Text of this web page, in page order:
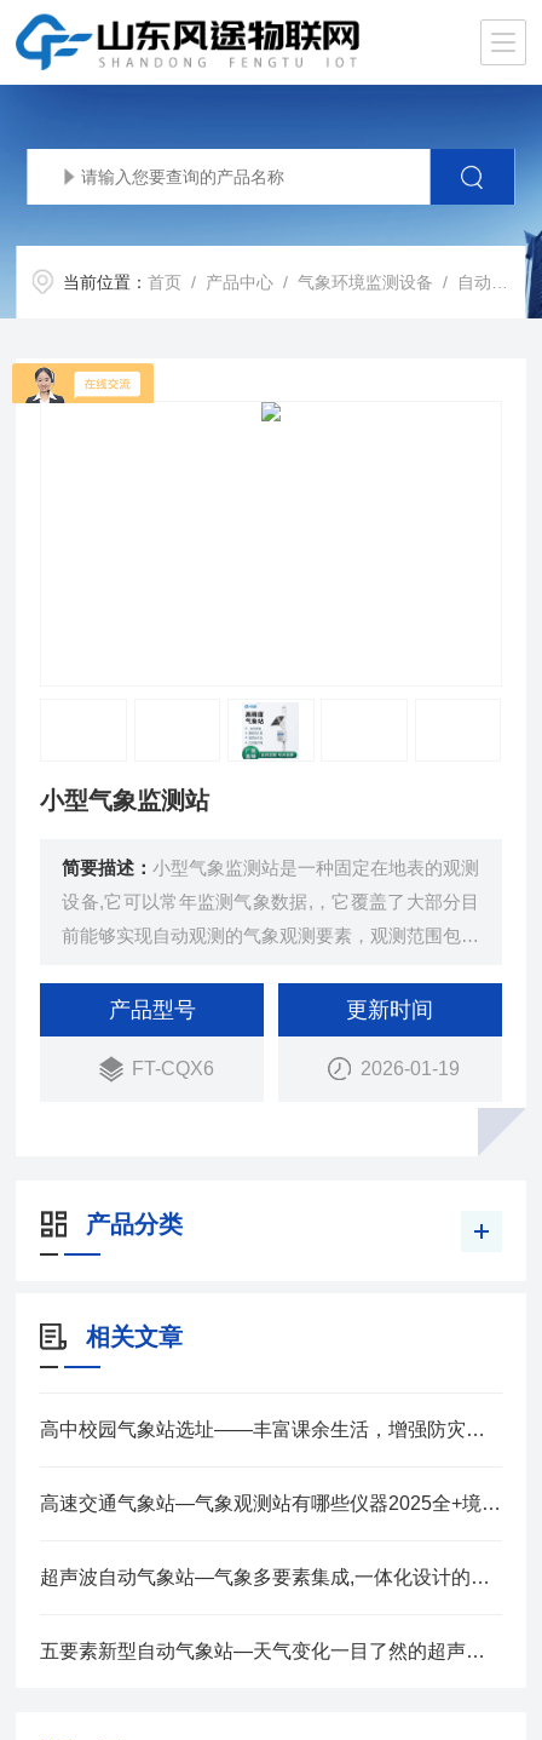
当前位置：首页 / 产品中心 /气象环境监测设备 / 自动气象站
小型气象监测站
简要描述：小型气象监测站是一种固定在地表的观测
设备,它可以常年监测气象数据,，它覆盖了大部分目
前能够实现自动观测的气象观测要素，观测范围包括
生产提供了重要的参考数据。
产品型号
FT-CQX6
更新时间
2026-01-19
产品分类
相关文章
高中校园气象站选址——丰富课余生活，增强防灾意识 2025全+境+派+送
高速交通气象站—气象观测站有哪些仪器2025全+境+派+送
超声波自动气象站—气象多要素集成,一体化设计的小型气象站2025全+境+派+送
五要素新型自动气象站—天气变化一目了然的超声波气象站2024全+境+派+送